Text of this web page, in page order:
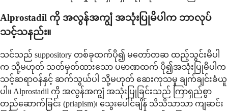
Alprostadil ကို အလွန်အကျွံ အသုံးပြုမိပါက ဘာလုပ်
သင့်သနည်း။
သင်သည် suppository တစ်ခုထက်ပို၍ မတော်တဆ ထည့်သွင်းမိပါ
က သို့မဟုတ် သတ်မှတ်ထားသော ပမာဏထက် ပို၍အသုံးပြုမိပါက
သင့်ဆရာဝန်နှင့် ဆက်သွယ်ပါ သို့မဟုတ် ဆေးကုသမှု ချက်ချင်းခံယူ
ပါ။ Alprostadil ကို အလွန်အကျွံ အသုံးပြုခြင်းသည် ကြာရှည်စွာ
တည်ဆောက်ခြင်း (priapism)၊ သွေးပေါင်ချိန် သိသိသာသာ ကျဆင်း